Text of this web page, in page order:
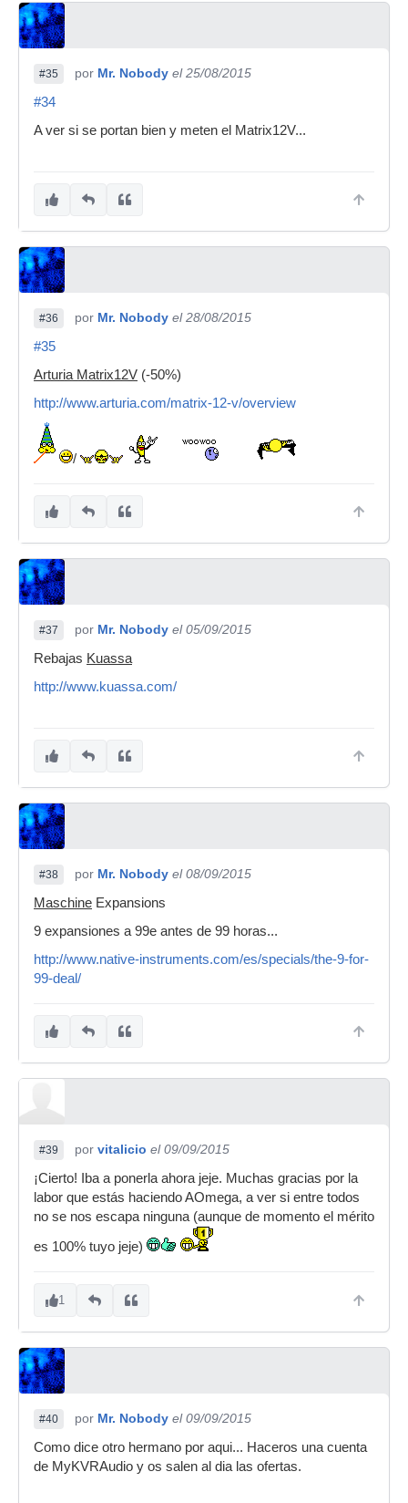
#35 por Mr. Nobody el 25/08/2015
#34
A ver si se portan bien y meten el Matrix12V...
#36 por Mr. Nobody el 28/08/2015
#35
Arturia Matrix12V (-50%)
http://www.arturia.com/matrix-12-v/overview
/
#37 por Mr. Nobody el 05/09/2015
Rebajas Kuassa
http://www.kuassa.com/
#38 por Mr. Nobody el 08/09/2015
Maschine Expansions
9 expansiones a 99e antes de 99 horas...
http://www.native-instruments.com/es/specials/the-9-for-
99-deal/
#39 por vitalicio el 09/09/2015
¡Cierto! Iba a ponerla ahora jeje. Muchas gracias por la
labor que estás haciendo AOmega, a ver si entre todos
no se nos escapa ninguna (aunque de momento el mérito
es 100% tuyo jeje)
1
#40 por Mr. Nobody el 09/09/2015
Como dice otro hermano por aqui... Haceros una cuenta
de MyKVRAudio y os salen al dia las ofertas.